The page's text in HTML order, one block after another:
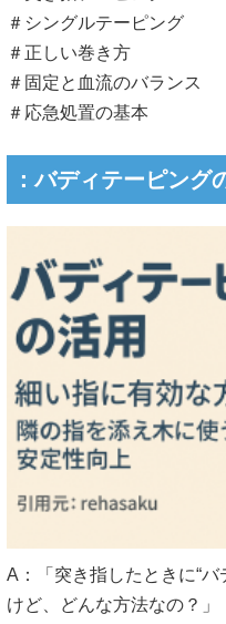
＃シングルテーピング
＃正しい巻き方
＃固定と血流のバランス
＃応急処置の基本
：バディテーピング
A：「突き指したときに“
けど、どんな方法なの？」